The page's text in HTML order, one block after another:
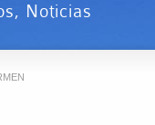
, Noticias